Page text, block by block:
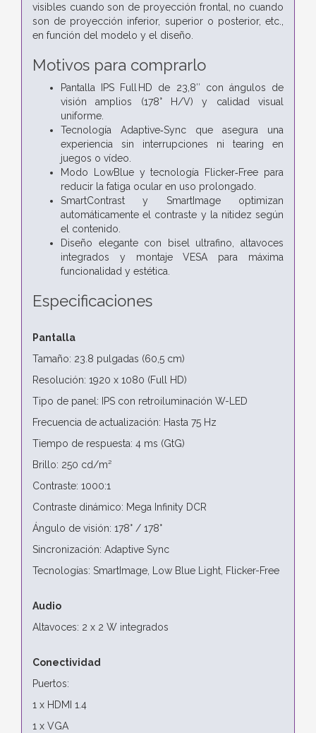
visibles cuando son de proyección frontal, no cuando
son de proyección inferior, superior o posterior, etc.,
en función del modelo y el diseño.
Motivos para comprarlo
Pantalla IPS Full HD de 23,8″ con ángulos de
visión amplios (178° H/V) y calidad visual
uniforme.
Tecnología Adaptive‑Sync que asegura una
experiencia sin interrupciones ni tearing en
juegos o vídeo.
Modo LowBlue y tecnología Flicker‑Free para
reducir la fatiga ocular en uso prolongado.
SmartContrast y SmartImage optimizan
automáticamente el contraste y la nitidez según
el contenido.
Diseño elegante con bisel ultrafino, altavoces
integrados y montaje VESA para máxima
funcionalidad y estética.
Especificaciones
Pantalla
Tamaño: 23.8 pulgadas (60,5 cm)
Resolución: 1920 x 1080 (Full HD)
Tipo de panel: IPS con retroiluminación W-LED
Frecuencia de actualización: Hasta 75 Hz
Tiempo de respuesta: 4 ms (GtG)
Brillo: 250 cd/m²
Contraste: 1000:1
Contraste dinámico: Mega Infinity DCR
Ángulo de visión: 178° / 178°
Sincronización: Adaptive Sync
Tecnologías: SmartImage, Low Blue Light, Flicker-Free
Audio
Altavoces: 2 x 2 W integrados
Conectividad
Puertos:
1 x HDMI 1.4
1 x VGA